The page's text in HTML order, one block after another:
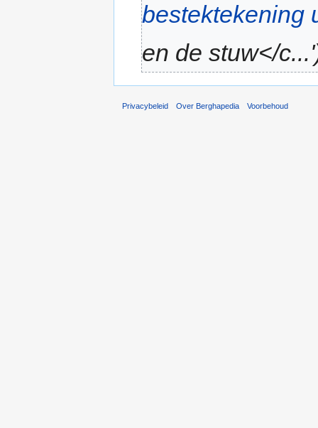
bestektekening
en de stuw</
Privacybeleid Over Berghapedia Voorbehoud